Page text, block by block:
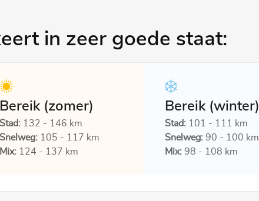
in zeer goede staat:
Bereik (zomer)
Stad: 132 - 146 km
Snelweg: 105 - 117 km
Mix: 124 - 137 km
Bereik (winter)
Stad:101 - 111 km
Snelweg:90 - 100 km
Mix:98 - 108 km